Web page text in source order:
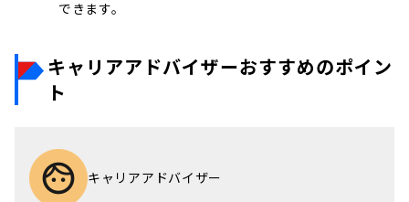
できます。
キャリアアドバイザーおすすめのポイン
ト
キャリアアドバイザー